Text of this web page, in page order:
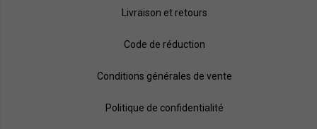
Livraison et retours
Code de réduction
Conditions générales de vente
Politique de confidentialité